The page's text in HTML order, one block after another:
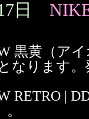
日
黒黄（ア
なります
RETRO |